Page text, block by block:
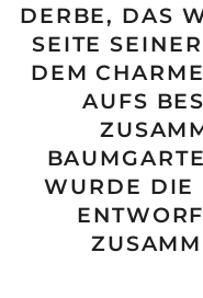
DERBE, DAS
SEITE
DEM
AUFS
WURDE DIE